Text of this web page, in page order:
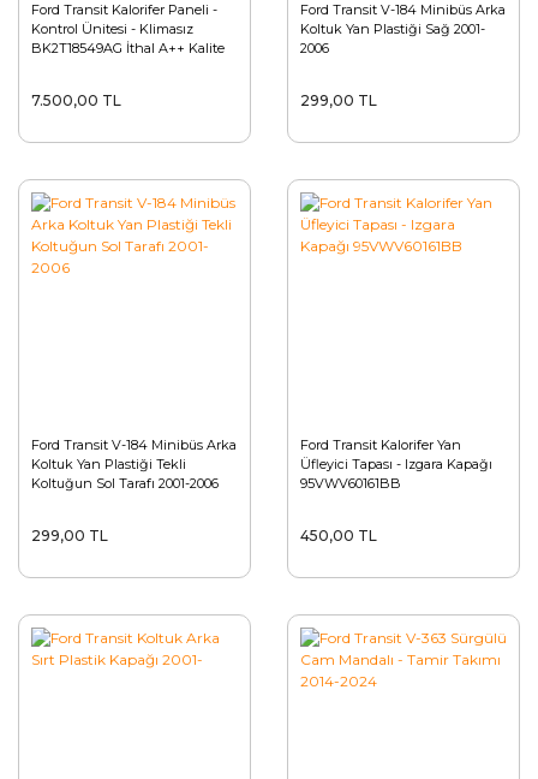
Ford Transit Kalorifer Paneli -
Kontrol Ünitesi - Klimasız
BK2T18549AG İthal A++ Kalite
7.500,00 TL
Ford Transit V-184 Minibüs Arka
Koltuk Yan Plastiği Sağ 2001-
2006
299,00 TL
Ford Transit V-184 Minibüs Arka
Koltuk Yan Plastiği Tekli
Koltuğun Sol Tarafı 2001-2006
299,00 TL
Ford Transit Kalorifer Yan
Üfleyici Tapası - Izgara Kapağı
95VWV60161BB
450,00 TL